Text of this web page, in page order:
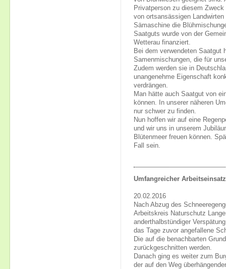
Privatperson zu diesem
von ortsansässigen
Sämaschine die
Saatguts wurde von der
Wetterau finanziert.
Bei dem verwendeten Saatgut
Samenmischungen, die für
Zudem werden sie in
unangenehme Eigenschaft
verdrängen.
Man hätte auch Saatgut von
können. In unserer näheren
nur schwer zu finden.
Nun hoffen wir auf eine
und wir uns in unserem
Blütenmeer freuen können.
Fall sein.
Umfangreicher
20.02.2016
Nach Abzug des
Arbeitskreis Naturschutz
anderthalbstündiger
das Tage zuvor angefallene
Die auf die benachbarten
zurückgeschnitten werden.
Danach ging es weiter zum
der auf den Weg